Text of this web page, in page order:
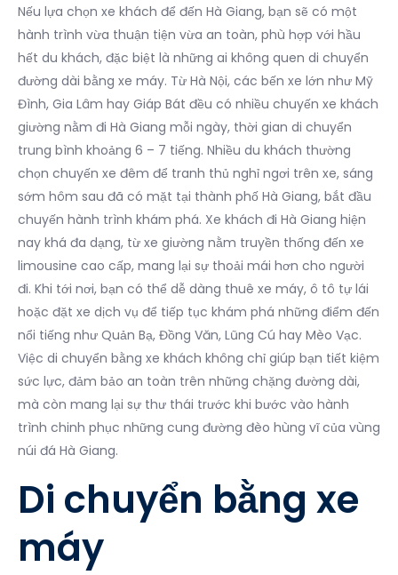
Nếu lựa chọn xe khách để đến Hà Giang, bạn sẽ có một
hành trình vừa thuận tiện vừa an toàn, phù hợp với hầu
hết du khách, đặc biệt là những ai không quen di chuyển
đường dài bằng xe máy. Từ Hà Nội, các bến xe lớn như Mỹ
Đình, Gia Lâm hay Giáp Bát đều có nhiều chuyến xe khách
giường nằm đi Hà Giang mỗi ngày, thời gian di chuyển
trung bình khoảng 6 – 7 tiếng. Nhiều du khách thường
chọn chuyến xe đêm để tranh thủ nghỉ ngơi trên xe, sáng
sớm hôm sau đã có mặt tại thành phố Hà Giang, bắt đầu
chuyến hành trình khám phá. Xe khách đi Hà Giang hiện
nay khá đa dạng, từ xe giường nằm truyền thống đến xe
limousine cao cấp, mang lại sự thoải mái hơn cho người
đi. Khi tới nơi, bạn có thể dễ dàng thuê xe máy, ô tô tự lái
hoặc đặt xe dịch vụ để tiếp tục khám phá những điểm đến
nổi tiếng như Quản Bạ, Đồng Văn, Lũng Cú hay Mèo Vạc.
Việc di chuyển bằng xe khách không chỉ giúp bạn tiết kiệm
sức lực, đảm bảo an toàn trên những chặng đường dài,
mà còn mang lại sự thư thái trước khi bước vào hành
trình chinh phục những cung đường đèo hùng vĩ của vùng
núi đá Hà Giang.
Di chuyển bằng xe
máy